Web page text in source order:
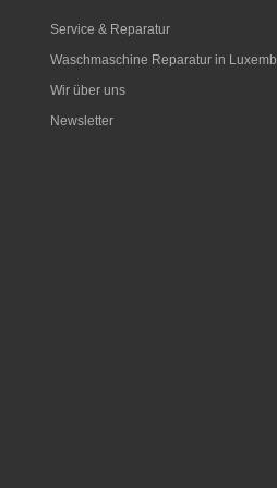
Service & Reparatur
Waschmaschine Reparatur in
Wir über uns
Newsletter